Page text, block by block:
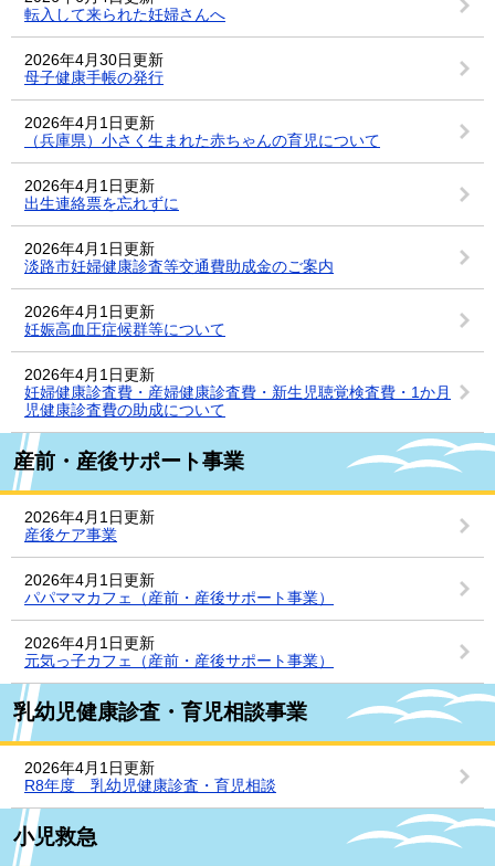
転入して来られた妊婦さんへ
2026年4月30日更新
母子健康手帳の発行
2026年4月1日更新
（兵庫県）小さく生まれた赤ちゃんの育児について
2026年4月1日更新
出生連絡票を忘れずに
2026年4月1日更新
淡路市妊婦健康診査等交通費助成金のご案内
2026年4月1日更新
妊娠高血圧症候群等について
2026年4月1日更新
妊婦健康診査費・産婦健康診査費・新生児聴覚検査費・1か月
児健康診査費の助成について
産前・産後サポート事業
2026年4月1日更新
産後ケア事業
2026年4月1日更新
パパママカフェ（産前・産後サポート事業）
2026年4月1日更新
元気っ子カフェ（産前・産後サポート事業）
乳幼児健康診査・育児相談事業
2026年4月1日更新
R8年度 乳幼児健康診査・育児相談
小児救急